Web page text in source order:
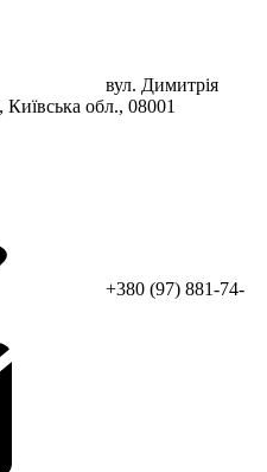
вул. Димитрія
обл., 08001
+380 (97) 881-74-